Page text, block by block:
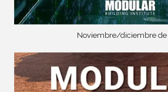
Noviembre/diciembre de